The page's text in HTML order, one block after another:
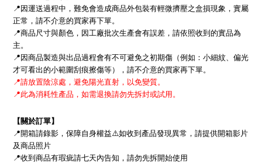
📍 因運送過程中，難免會造成商品外包裝有輕微擠壓之盒損現象，實屬
正常，請不介意的買家再下單。
📍商品尺寸與顏色，因工廠批次生產會有誤差，請依照收到的實品為
主。
📍 因商品製造與出品過程會有不可避免之初期傷（例如：小細紋、偏光
才可看出的小範圍刮痕擦傷等），請不介意的買家再下單。
📍請放置陰涼處，避免陽光直射，以免變質。
📍此為消耗性產品，如需退換請勿先拆封或試用。
【關於訂單】
📍開箱請錄影，保障自身權益⚠如收到產品發現異常，請提供開箱影片
及商品照片
📍收到商品有瑕疵請七天內告知，請勿先拆開始使用